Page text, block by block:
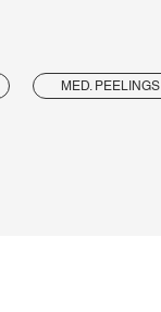
MED. PEELINGS